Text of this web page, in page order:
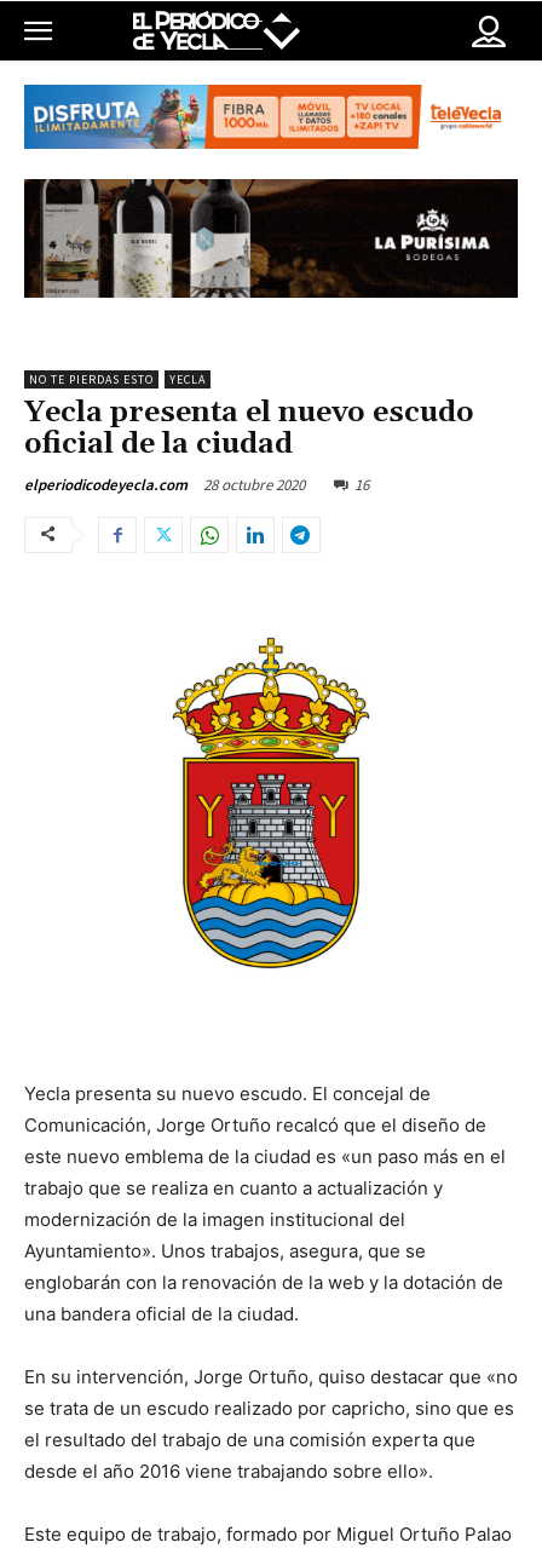
NO TE PIERDAS ESTO YECLA
Yecla presenta el nuevo escudo
oficial de la ciudad
elperiodicodeyecla.com 28 octubre 2020 16
Yecla presenta su nuevo escudo. El concejal de
Comunicación, Jorge Ortuño recalcó que el diseño de
este nuevo emblema de la ciudad es «un paso más en el
trabajo que se realiza en cuanto a actualización y
modernización de la imagen institucional del
Ayuntamiento». Unos trabajos, asegura, que se
englobarán con la renovación de la web y la dotación de
una bandera oficial de la ciudad.
En su intervención, Jorge Ortuño, quiso destacar que «no
se trata de un escudo realizado por capricho, sino que es
el resultado del trabajo de una comisión experta que
desde el año 2016 viene trabajando sobre ello».
Este equipo de trabajo, formado por Miguel Ortuño Palao